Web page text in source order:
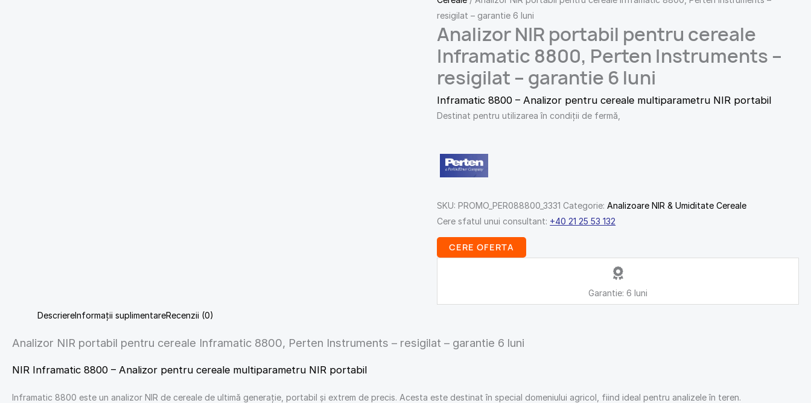
resigilat – garantie 6 luni
Analizor NIR portabil pentru cereale
Inframatic 8800, Perten Instruments –
resigilat – garantie 6 luni
Inframatic 8800 – Analizor pentru cereale multiparametru NIR portabil
Destinat pentru utilizarea în condiţii de fermă,
SKU:PROMO_PER088800_3331 Categorie:Analizoare NIR & Umiditate Cereale
Cere sfatul unui consultant: +40 21 25 53 132
CERE OFERTA
Garantie: 6 luni
DescriereInformații suplimentareRecenzii (0)
Analizor NIR portabil pentru cereale Inframatic 8800, Perten Instruments – resigilat – garantie 6 luni
NIR Inframatic 8800 – Analizor pentru cereale multiparametru NIR portabil
Inframatic 8800 este un analizor NIR de cereale de ultimă generație, portabil și extrem de precis. Acesta este destinat în special domeniului agricol, fiind ideal pentru analizele în teren.